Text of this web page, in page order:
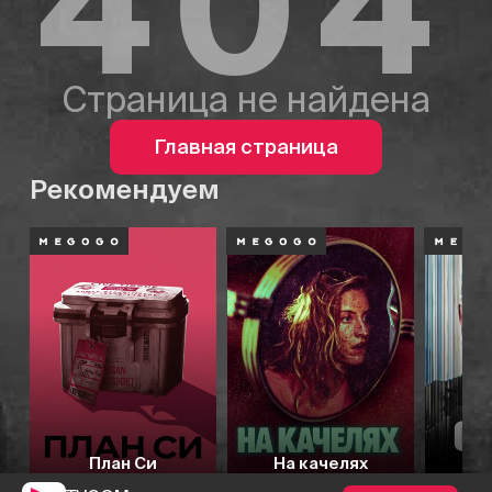
Страница не найдена
Главная страница
Рекомендуем
План Си На качелях